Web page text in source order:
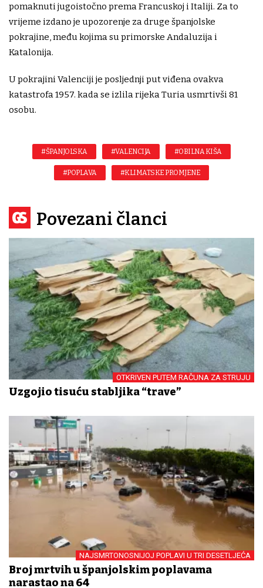
pomaknuti jugoistočno prema Francuskoj i Italiji. Za to
vrijeme izdano je upozorenje za druge španjolske
pokrajine, među kojima su primorske Andaluzija i
Katalonija.
U pokrajini Valenciji je posljednji put viđena ovakva
katastrofa 1957. kada se izlila rijeka Turia usmrtivši 81
osobu.
#ŠPANJOLSKA #VALENCIJA #OBILNA KIŠA
#POPLAVA #KLIMATSKE PROMJENE
Povezani članci
OTKRIVEN PUTEM RAČUNA ZA STRUJU
Uzgojio tisuću stabljika “trave”
NAJSMRTONOSNIJOJ POPLAVI U TRI DESETLJEĆA
Broj mrtvih u španjolskim poplavama
narastao na 64